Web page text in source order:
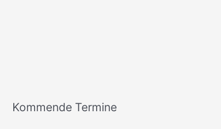
Kommende Termine
A